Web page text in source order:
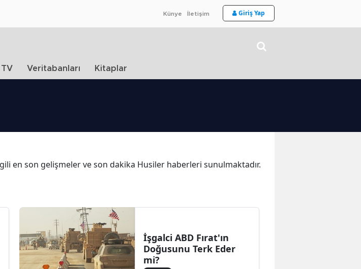
Künye İletişim Giriş Yap
Veritabanları Kitaplar
en son gelişmeler ve son dakika Husiler haberleri sunulmaktadır.
İşgalci ABD Fırat'ın
Doğusunu Terk Eder
mi?